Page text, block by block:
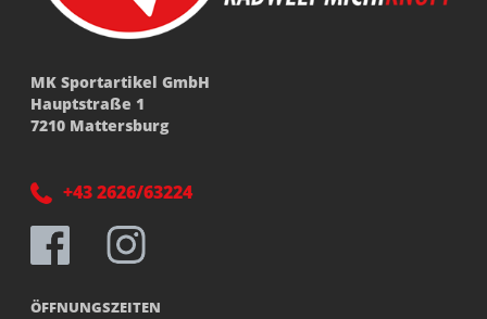
MK Sportartikel GmbH
Hauptstraße 1
7210 Mattersburg
+43 2626/63224
ÖFFNUNGSZEITEN